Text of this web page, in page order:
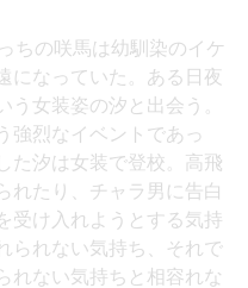
ちの咲馬は幼馴染のイケ
になっていた。ある日夜
う女装姿の汐と出会う。
強烈なイベントであっ
た汐は女装で登校。高飛
れたり、チャラ男に告白
受け入れようとする気持
られない気持ち、それで
れない気持ちと相容れな